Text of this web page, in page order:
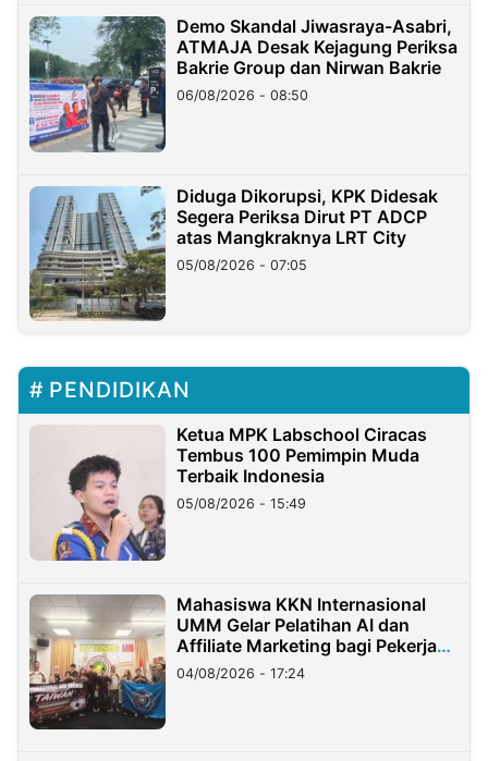
Demo Skandal Jiwasraya-Asabri,
ATMAJA Desak Kejagung Periksa
Bakrie Group dan Nirwan Bakrie
06/08/2026 - 08:50
Diduga Dikorupsi, KPK Didesak
Segera Periksa Dirut PT ADCP
atas Mangkraknya LRT City
05/08/2026 - 07:05
PENDIDIKAN
Ketua MPK Labschool Ciracas
Tembus 100 Pemimpin Muda
Terbaik Indonesia
05/08/2026 - 15:49
Mahasiswa KKN Internasional
UMM Gelar Pelatihan AI dan
Affiliate Marketing bagi Pekerja
Migran Indonesia di Taiwan
04/08/2026 - 17:24